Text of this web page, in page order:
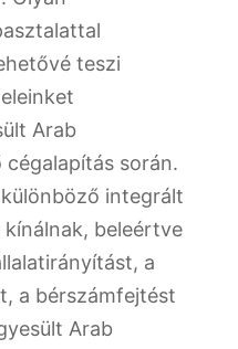
teszi
Arab
során.
integrált
beleértve
a
a bérszámfejtést
Arab